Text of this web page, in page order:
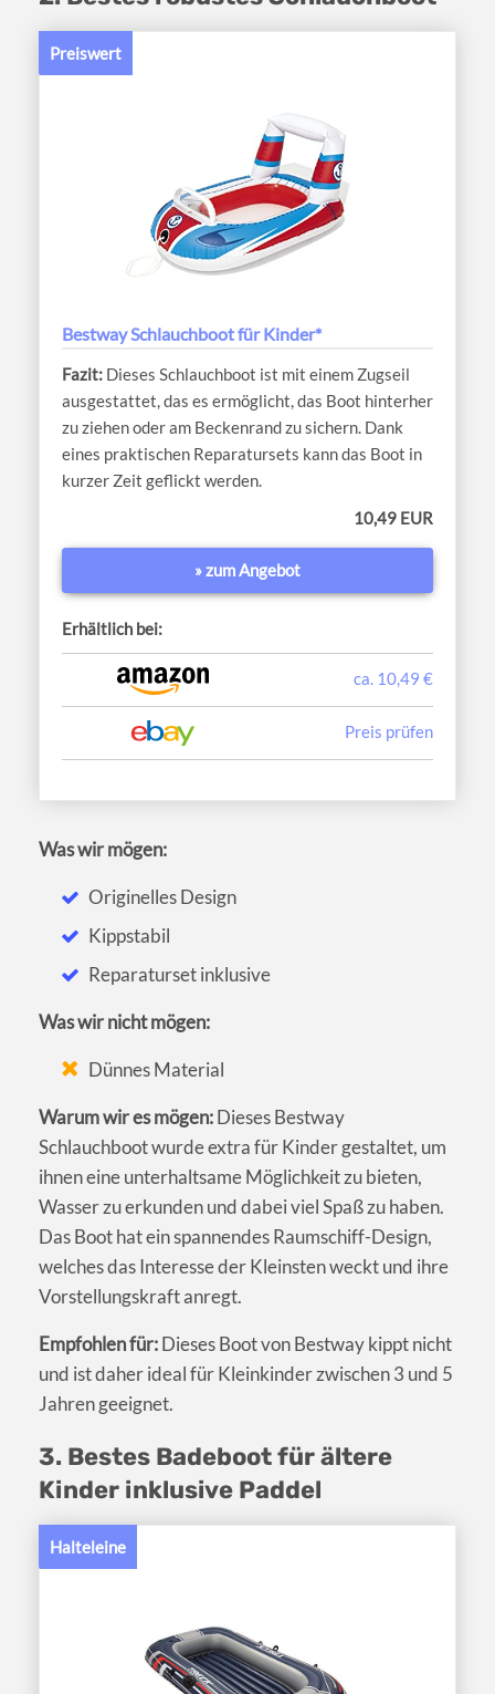
Preiswert
Bestway Schlauchboot für Kinder*
Dieses Schlauchboot ist mit einem Zugseil
ausgestattet, das es ermöglicht, das Boot hinterher
zu ziehen oder am Beckenrand zu sichern. Dank
eines praktischen Reparatursets kann das Boot in
kurzer Zeit geflickt werden.
10,49 EUR
» zum Angebot
Erhältlich bei:
ca. 10,49 €
Preis prüfen
Was wir mögen:
Originelles Design
Kippstabil
Reparaturset inklusive
Was wir nicht mögen:
Dünnes Material
Warum wir es mögen:Dieses Bestway
Schlauchboot wurde extra für Kinder gestaltet, um
ihnen eine unterhaltsame Möglichkeit zu bieten,
Wasser zu erkunden und dabei viel Spaß zu haben.
Das Boot hat ein spannendes Raumschiff-Design,
welches das Interesse der Kleinsten weckt und ihre
Vorstellungskraft anregt.
Empfohlen für:Dieses Boot von Bestway kippt nicht
und ist daher ideal für Kleinkinder zwischen 3 und 5
Jahren geeignet.
3. Bestes Badeboot für ältere
Kinder inklusive Paddel
Halteleine